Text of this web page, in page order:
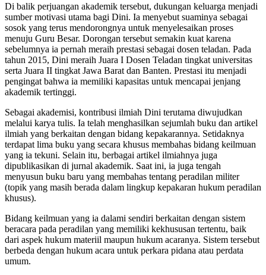
Di balik perjuangan akademik tersebut, dukungan keluarga menjadi
sumber motivasi utama bagi Dini. Ia menyebut suaminya sebagai
sosok yang terus mendorongnya untuk menyelesaikan proses
menuju Guru Besar. Dorongan tersebut semakin kuat karena
sebelumnya ia pernah meraih prestasi sebagai dosen teladan. Pada
tahun 2015, Dini meraih Juara I Dosen Teladan tingkat universitas
serta Juara II tingkat Jawa Barat dan Banten. Prestasi itu menjadi
pengingat bahwa ia memiliki kapasitas untuk mencapai jenjang
akademik tertinggi.
Sebagai akademisi, kontribusi ilmiah Dini terutama diwujudkan
melalui karya tulis. Ia telah menghasilkan sejumlah buku dan artikel
ilmiah yang berkaitan dengan bidang kepakarannya. Setidaknya
terdapat lima buku yang secara khusus membahas bidang keilmuan
yang ia tekuni. Selain itu, berbagai artikel ilmiahnya juga
dipublikasikan di jurnal akademik. Saat ini, ia juga tengah
menyusun buku baru yang membahas tentang peradilan militer
(topik yang masih berada dalam lingkup kepakaran hukum peradilan
khusus).
Bidang keilmuan yang ia dalami sendiri berkaitan dengan sistem
beracara pada peradilan yang memiliki kekhususan tertentu, baik
dari aspek hukum materiil maupun hukum acaranya. Sistem tersebut
berbeda dengan hukum acara untuk perkara pidana atau perdata
umum.